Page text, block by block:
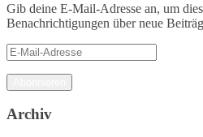
Gib deine E-Mail-Adresse an, um
Benachrichtigungen über neue
E-
Mail-
Adresse
Archiv